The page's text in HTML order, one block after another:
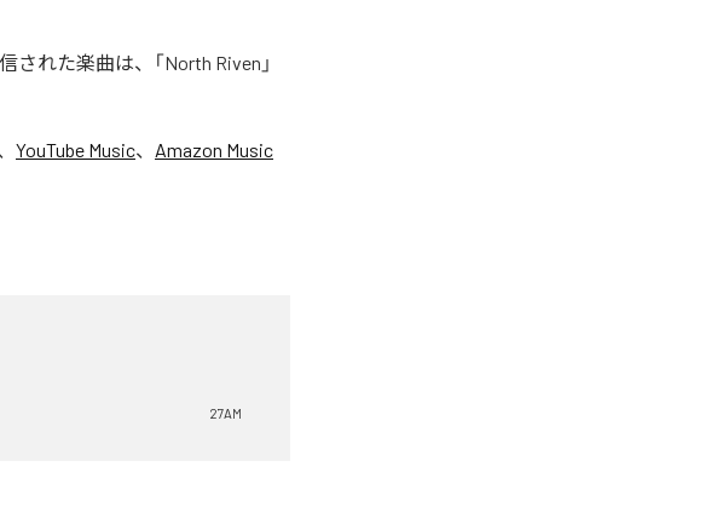
された楽曲は、「North Riven」
YouTube Music、 Amazon Music
27AM